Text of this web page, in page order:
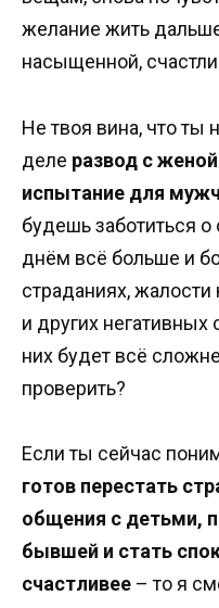
желание жить
насыщенной,
Не твоя вина, что ты
деле развод с
испытание для
будешь заботиться
днём всё больше и
страданиях, жалости
и других негативных
них будет всё
проверить?
Если ты сейчас
готов перестать
общения с детьми,
бывшей и стать
счастливее – то я